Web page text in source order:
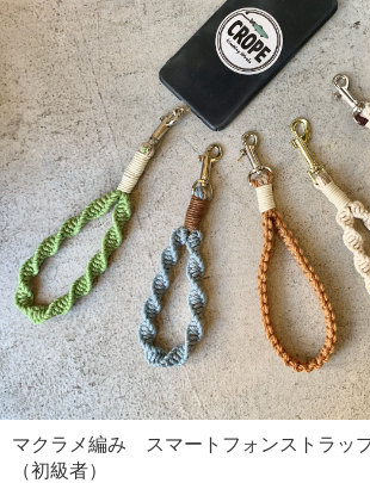
マクラメ編み スマートフォンストラッ
（初級者）